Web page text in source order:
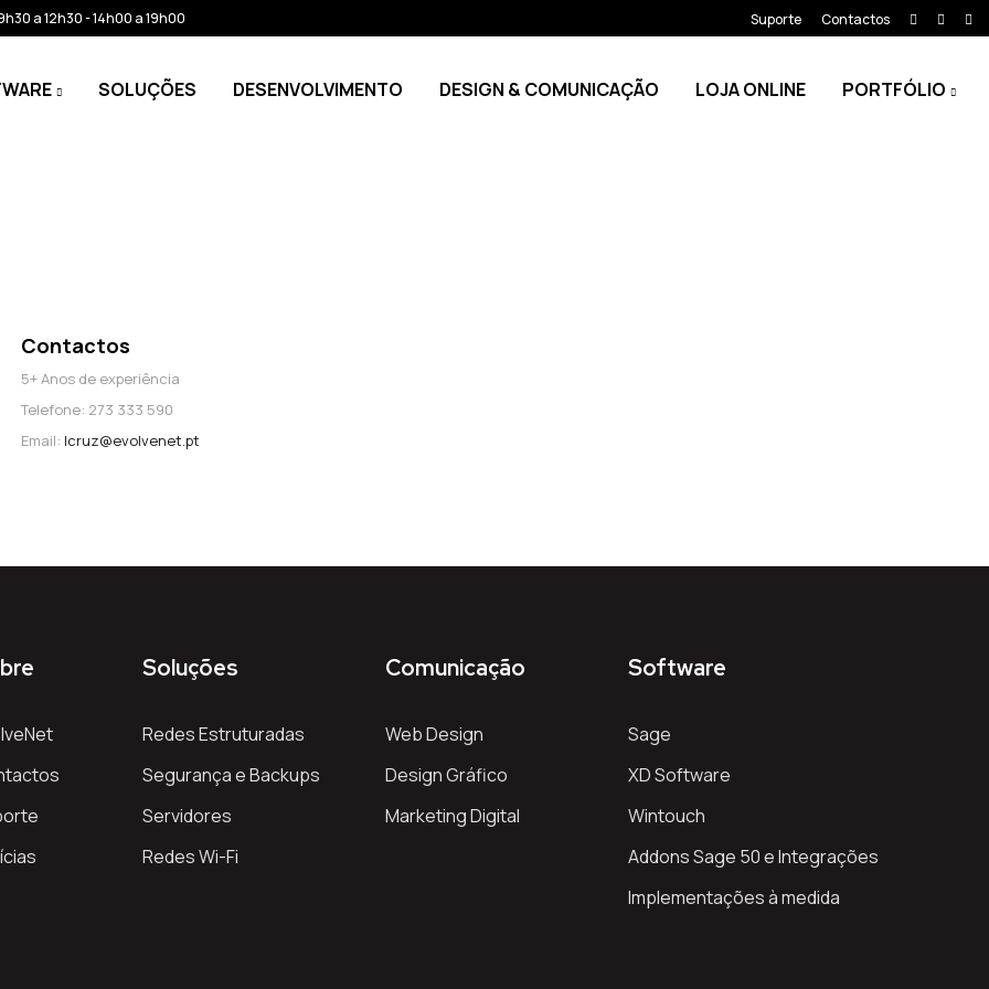
a 12h30 - 14h00 a 19h00 Suporte Contactos
SOLUÇÕES DESENVOLVIMENTO DESIGN & COMUNICAÇÃO LOJA ONLINE PORTFÓLIO
Contactos
5+ Anos de experiência
Telefone: 273 333 590
Email: lcruz@evolvenet.pt
Soluções
Redes Estruturadas
Segurança e Backups
Servidores
Redes Wi-Fi
Comunicação
Web Design
Design Gráfico
Marketing Digital
Software
Sage
XD Software
Wintouch
Addons Sage 50 e Integrações
Implementações à medida